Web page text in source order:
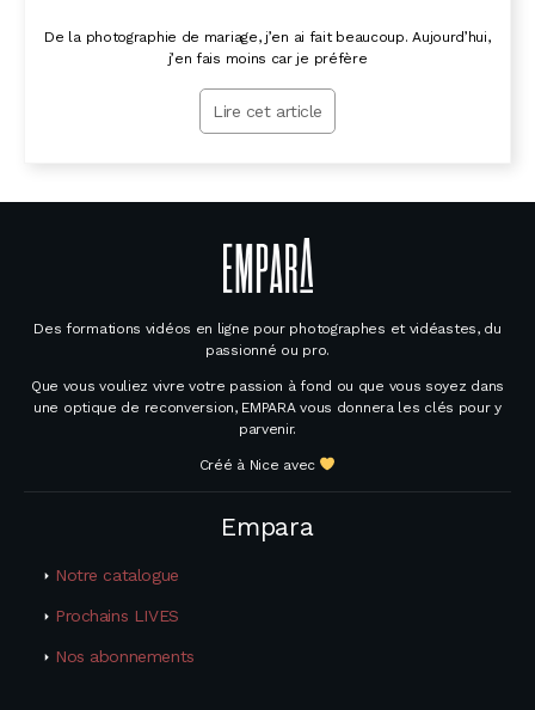
De la photographie de mariage, j’en ai fait beaucoup. Aujourd’hui,
j’en fais moins car je préfère
Lire cet article
Des formations vidéos en ligne pour photographes et vidéastes, du
passionné ou pro.
Que vous vouliez vivre votre passion à fond ou que vous soyez dans
une optique de reconversion, EMPARA vous donnera les clés pour y
parvenir.
Créé à Nice avec
Empara
Notre catalogue
Prochains LIVES
Nos abonnements